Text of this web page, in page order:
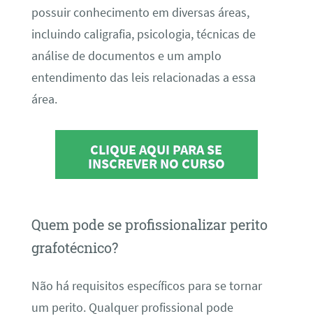
possuir conhecimento em diversas áreas,
incluindo caligrafia, psicologia, técnicas de
análise de documentos e um amplo
entendimento das leis relacionadas a essa
área.
CLIQUE AQUI PARA SE
INSCREVER NO CURSO
Quem pode se profissionalizar perito
grafotécnico?
Não há requisitos específicos para se tornar
um perito. Qualquer profissional pode